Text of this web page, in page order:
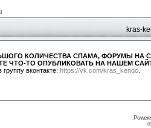
kras-
КОЛИЧЕСТВА СПАМА, ФОРУМЫ НА
ЧТО-ТО ОПУБЛИКОВАТЬ НА НАШЕМ
вконтакте: https://vk.com/kras_kendo